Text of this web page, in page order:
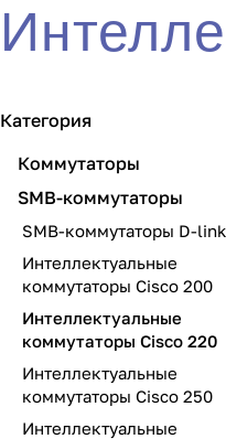
Категория
Коммутаторы
SMB-коммутаторы
SMB-коммутаторы D-link
Интеллектуальные
коммутаторы Cisco 200
Интеллектуальные
коммутаторы Cisco 220
Интеллектуальные
коммутаторы Cisco 250
Интеллектуальные